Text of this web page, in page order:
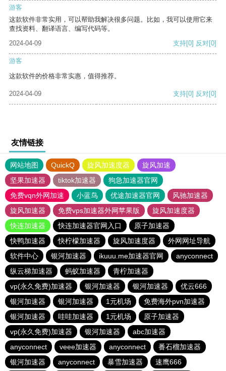
游客
这款软件非常实用，可以帮助我解决很多问题。比如，我可以使用它来
查找资料、翻译语言、编写代码等。
2024-04-09
支持[0] 反对[0]
游客
这款软件的价格非常实惠，值得推荐。
2024-04-09 支持[0] 反对[0]
友情链接
网站地图 QuickQ 旋风加速度器
旋风加速
坚果加速器
tiktok加速器
狗急加速器官网
免费vqn外网加速
小蓝鸟 优途加速器官网
风驰加速器
旋风加速器
免费vps加速器外网苹果版
旋风加速度器
快连加速器
快连加速器官网入口
原子加速器
快鸭加速器
快柠檬加速器 旋风加速度器
外网网址导航
软件中心
银河加速器 ikuuu.me加速器官网
anyconnect
纵云梯加速器
蚂蚁加速器
青柠加速器
vp(永久免费)加速器
银河加速器 银河加速器
优云666
银河加速器
银河加速器 1元机场
免费海外pvn加速器
银河加速器
哇哇加速器 1元机场
原子加速器
vp(永久免费)加速器
银河加速器
abc加速器
anyconnect
veee加速器 anyconnect
番石榴加速器
银河加速器
anyconnect 暴雪加速器 速鹰666